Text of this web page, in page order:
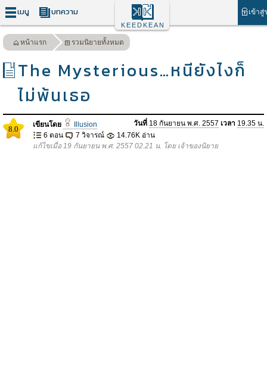
เมนู บทความ เข้าสู่
KEEDKEAN
หน้าแรก รวมนิยายทั้งหมด
The Mysterious…หนียังไงก็
ไม่พ้นเธอ
8.0 เขียนโดย Illusion วันที่ 18 กันยายน พ.ศ. 2557 เวลา 19.35 น.
6 ตอน
7 วิจารณ์
14.76K อ่าน
แก้ไขเมื่อ 19 กันยายน พ.ศ. 2557 02.21 น. โดย เจ้าของนิยาย